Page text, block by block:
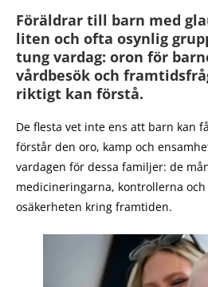
Föräldrar till barn med
liten och ofta osynlig
tung vardag: oron för
vårdbesök och
riktigt kan förstå.
De flesta vet inte ens att barn kan
förstår den oro, kamp och
vardagen för dessa familjer: de
medicineringarna, kontrollerna
osäkerheten kring framtiden.